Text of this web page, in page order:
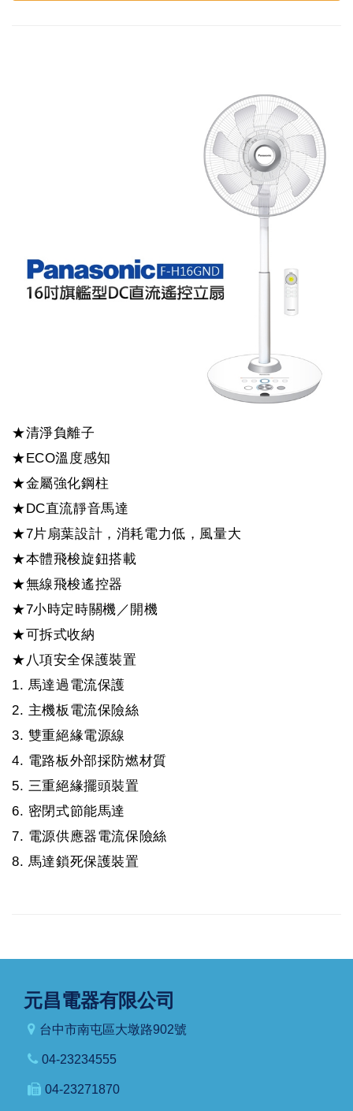
★清淨負離子
★ECO溫度感知
★金屬強化鋼柱
★DC直流靜音馬達
★7片扇葉設計，消耗電力低，風量大
★本體飛梭旋鈕搭載
★無線飛梭遙控器
★7小時定時關機／開機
★可拆式收納
★八項安全保護裝置
1. 馬達過電流保護
2. 主機板電流保險絲
3. 雙重絕緣電源線
4. 電路板外部採防燃材質
5. 三重絕緣擺頭裝置
6. 密閉式節能馬達
7. 電源供應器電流保險絲
8. 馬達鎖死保護裝置
元昌電器有限公司
台中市南屯區大墩路902號
04-23234555
04-23271870